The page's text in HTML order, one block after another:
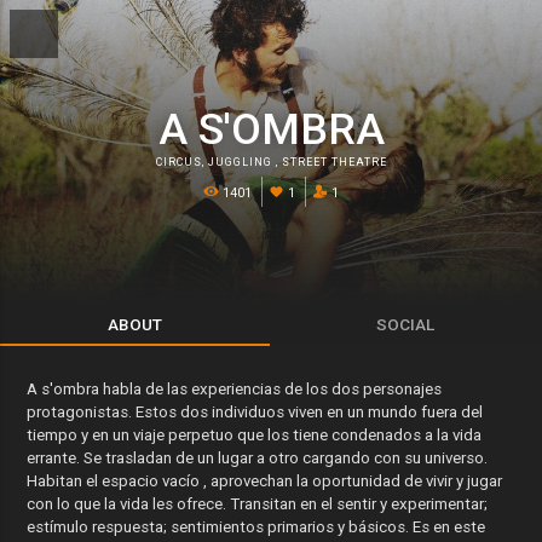
A S'OMBRA
CIRCUS,JUGGLING ,STREET THEATRE
1401 1 1
ABOUT SOCIAL
A s'ombra habla de las experiencias de los dos personajes
protagonistas. Estos dos individuos viven en un mundo fuera del
tiempo y en un viaje perpetuo que los tiene condenados a la vida
errante. Se trasladan de un lugar a otro cargando con su universo.
Habitan el espacio vacío , aprovechan la oportunidad de vivir y jugar
con lo que la vida les ofrece. Transitan en el sentir y experimentar;
estímulo respuesta; sentimientos primarios y básicos. Es en este